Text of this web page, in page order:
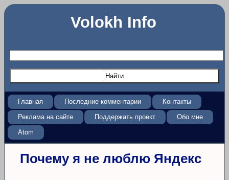
Volokh Info
Главная Последние комментарии
Контакты
Реклама на сайте
Поддержать проект
Обо мне
Atom
Почему я не люблю Яндекс